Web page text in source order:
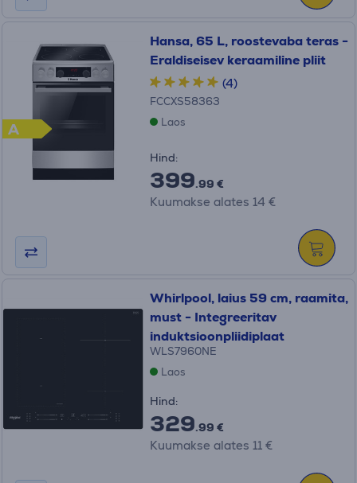
A
Hansa, 65 L, roostevaba teras -
Eraldiseisev keraamiline pliit
(4)
FCCXS58363
Laos
Hind:
399.99 €
Kuumakse alates 14 €
Whirlpool, laius 59 cm, raamita,
must - Integreeritav
induktsioonpliidiplaat
WLS7960NE
Laos
Hind:
329.99 €
Kuumakse alates 11 €